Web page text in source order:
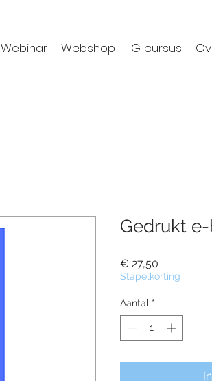
Webinar Webshop IG cursus
Gedrukt
€ 27,50
Stapelkorting
Aantal *